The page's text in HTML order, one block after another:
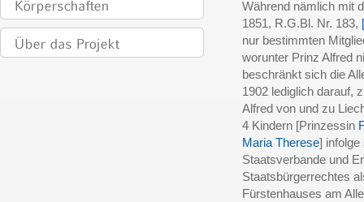
Während nämlich mit
1851, R.G.Bl. Nr. 183,
nur bestimmten
worunter Prinz Alfred
beschränkt sich die
1902 lediglich darauf,
Alfred von und zu
4 Kindern [Prinzessin
Maria Therese]
Staatsverbande und
Staatsbürgerrechtes
Fürstenhauses am